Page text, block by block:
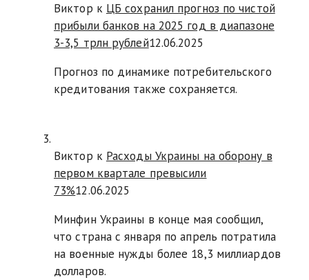
Виктор к ЦБ сохранил прогноз по чистой
прибыли банков на 2025 год в диапазоне
3-3,5 трлн рублей12.06.2025
Прогноз по динамике потребительского
кредитования также сохраняется.
Виктор к Расходы Украины на оборону в
первом квартале превысили
73%12.06.2025
Минфин Украины в конце мая сообщил,
что страна с января по апрель потратила
на военные нужды более 18,3 миллиардов
долларов.